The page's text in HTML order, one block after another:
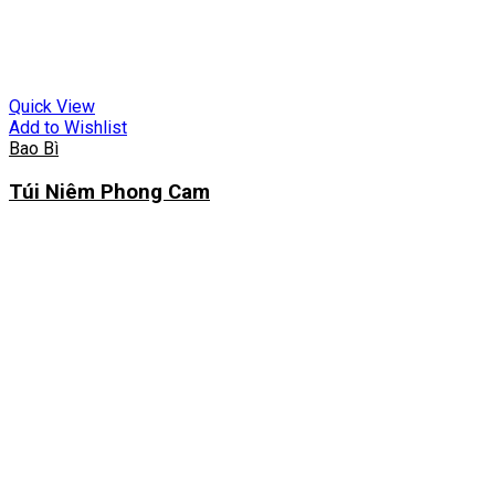
Quick View
Add to Wishlist
Bao Bì
Túi Niêm Phong Cam